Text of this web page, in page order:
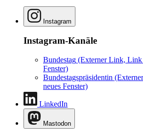
Instagram
Instagram-Kanäle
Bundestag (Externer Link, Link
Fenster)
Bundestagspräsidentin
neues Fenster)
LinkedIn
Mastodon